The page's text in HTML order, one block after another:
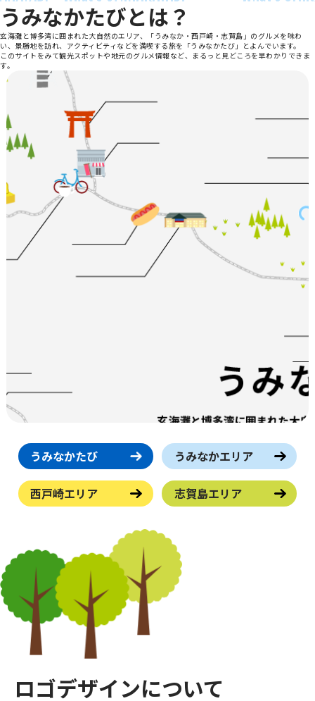
うみなかたびとは？
玄海灘と博多湾に囲まれた大自然のエリア、「うみなか・西戸崎・志賀島」のグルメを味わ
い、景勝地を訪れ、アクティビティなどを満喫する旅を「うみなかたび」とよんでいます。
このサイトをみて観光スポットや地元のグルメ情報など、まるっと見どころを早わかりできま
す。
うみなかたび うみなかエリア
西戸崎エリア 志賀島エリア
ロゴデザインについて